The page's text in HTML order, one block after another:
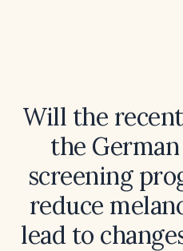
Will the
the
screening
reduce
lead to